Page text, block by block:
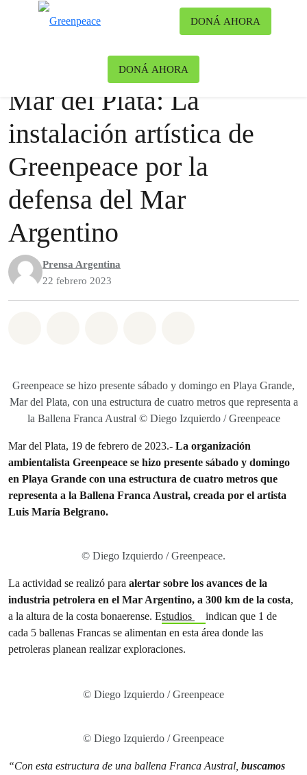
DONÁ AHORA
DONÁ AHORA
Mar del Plata: La
instalación artística de
Greenpeace por la
defensa del Mar
Argentino
Prensa Argentina
22 febrero 2023
Greenpeace se hizo presente sábado y domingo en Playa Grande,
Mar del Plata, con una estructura de cuatro metros que representa a
la Ballena Franca Austral © Diego Izquierdo / Greenpeace
Mar del Plata, 19 de febrero de 2023.- La organización
ambientalista Greenpeace se hizo presente sábado y domingo
en Playa Grande con una estructura de cuatro metros que
representa a la Ballena Franca Austral, creada por el artista
Luis María Belgrano.
© Diego Izquierdo / Greenpeace.
La actividad se realizó para alertar sobre los avances de la
industria petrolera en el Mar Argentino, a 300 km de la costa,
a la altura de la costa bonaerense. Estudios
indican que 1 de
cada 5 ballenas Francas se alimentan en esta área donde las
petroleras planean realizar exploraciones.
© Diego Izquierdo / Greenpeace
© Diego Izquierdo / Greenpeace
“Con esta estructura de una ballena Franca Austral, buscamos